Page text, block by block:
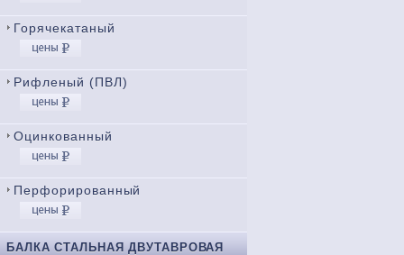
Горячекатаный
Рифленый (ПВЛ)
Оцинкованный
Перфорированный
БАЛКА СТАЛЬНАЯ ДВУТАВРОВАЯ